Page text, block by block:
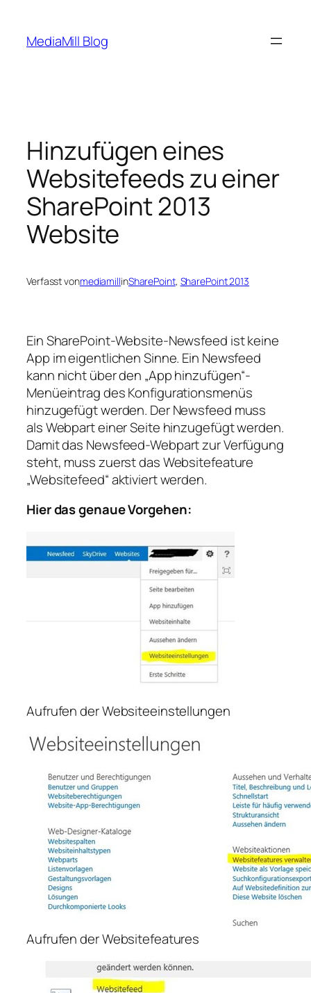
springen
MediaMill Blog
Hinzufügen eines
Websitefeeds zu einer
SharePoint 2013
Website
Verfasst vonmediamillinSharePoint, SharePoint 2013
Ein SharePoint-Website-Newsfeed ist keine
App im eigentlichen Sinne. Ein Newsfeed
kann nicht über den „App hinzufügen“-
Menüeintrag des Konfigurationsmenüs
hinzugefügt werden. Der Newsfeed muss
als Webpart einer Seite hinzugefügt werden.
Damit das Newsfeed-Webpart zur Verfügung
steht, muss zuerst das Websitefeature
„Websitefeed“ aktiviert werden.
Hier das genaue Vorgehen:
Aufrufen der Websiteeinstellungen
Aufrufen der Websitefeatures